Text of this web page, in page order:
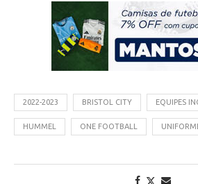
2022-2023 BRISTOL CITY EQUIPES
HUMMEL ONE FOOTBALL